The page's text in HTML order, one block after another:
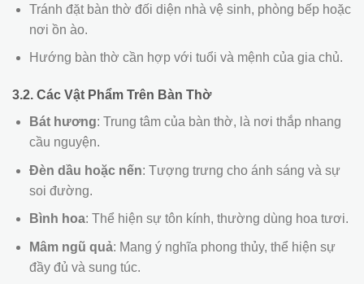
Tránh đặt bàn thờ đối diện nhà vệ sinh, phòng bếp hoặc
nơi ồn ào.
Hướng bàn thờ cần hợp với tuổi và mệnh của gia chủ.
3.2. Các Vật Phẩm Trên Bàn Thờ
Bát hương: Trung tâm của bàn thờ, là nơi thắp nhang
cầu nguyện.
Đèn dầu hoặc nến: Tượng trưng cho ánh sáng và sự
soi đường.
Bình hoa: Thể hiện sự tôn kính, thường dùng hoa tươi.
Mâm ngũ quả: Mang ý nghĩa phong thủy, thể hiện sự
đầy đủ và sung túc.